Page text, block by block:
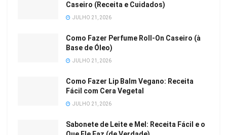
Caseiro (Receita e Cuidados)
JULHO 21, 2026
Como Fazer Perfume Roll-On Caseiro (à
Base de Óleo)
JULHO 21, 2026
Como Fazer Lip Balm Vegano: Receita
Fácil com Cera Vegetal
JULHO 21, 2026
Sabonete de Leite e Mel: Receita Fácil e o